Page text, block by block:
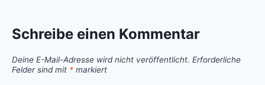
Schreibe einen Kommentar
Deine E-Mail-Adresse wird nicht veröffentlicht. Erforderliche
Felder sind mit * markiert